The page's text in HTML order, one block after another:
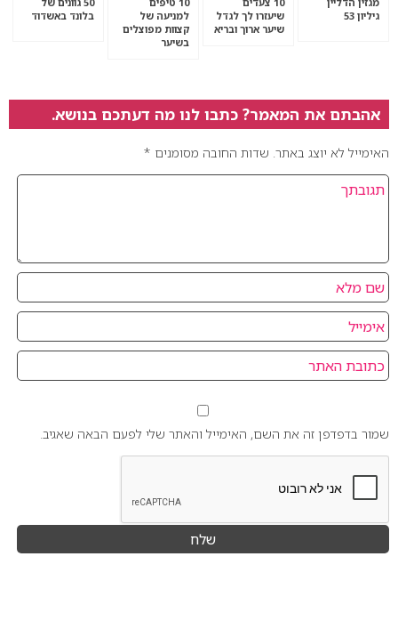
גיליון 53
שיעזרו לך לגדל
שיער ארוך ובריא
למניעה של
קצוות מפוצלים
בשיער
בלונד באשדוד
אהבתם את המאמר? כתבו לנו מה דעתכם בנושא.
האימייל לא יוצג באתר. שדות החובה מסומנים *
שמור בדפדפן זה את השם, האימייל והאתר שלי לפעם הבאה שאגיב.